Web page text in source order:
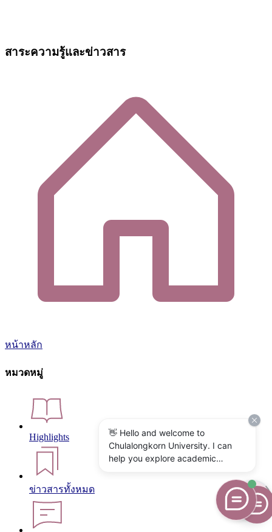
สาระความรู้และข่าวสาร
หน้าหลัก
หมวดหมู่
Highlights
ข่าวสารทั้งหมด
👋 Hello and welcome to
Chulalongkorn University. I can
help you explore academic